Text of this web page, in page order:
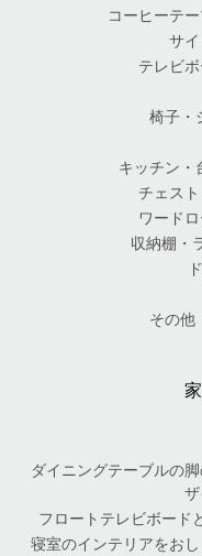
コーヒーテ
サ
テレビ
椅子・
キッチン・
チェス
ワード
収納棚・
その他
ダイニングテーブルの
フロートテレビボード
寝室のインテリアをお